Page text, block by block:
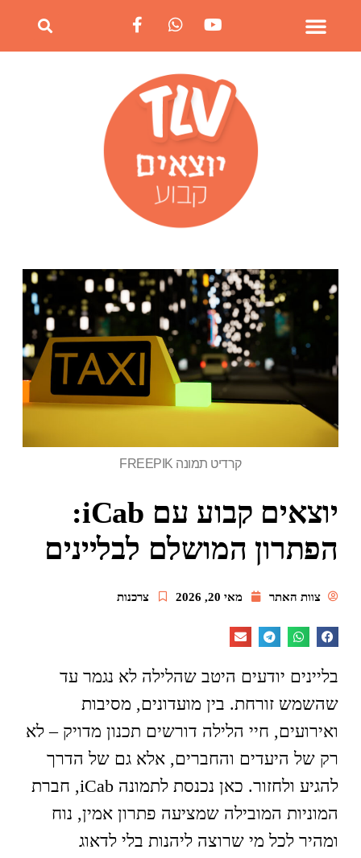
קרדיט תמונה FREEPIK
יוצאים קבוע עם iCab:
הפתרון המושלם לבליינים
צוות האתר מאי 20, 2026 צרכנות
בליינים יודעים היטב שהלילה לא נגמר עד
שהשמש זורחת. בין מועדונים, מסיבות
ואירועים, חיי הלילה דורשים תכנון מדויק – לא
רק של היעדים והחברים, אלא גם של הדרך
להגיע ולחזור. כאן נכנסת לתמונה iCab, חברת
המוניות המובילה שמציעה פתרון אמין, נוח
ומהיר לכל מי שרוצה ליהנות בלי לדאוג